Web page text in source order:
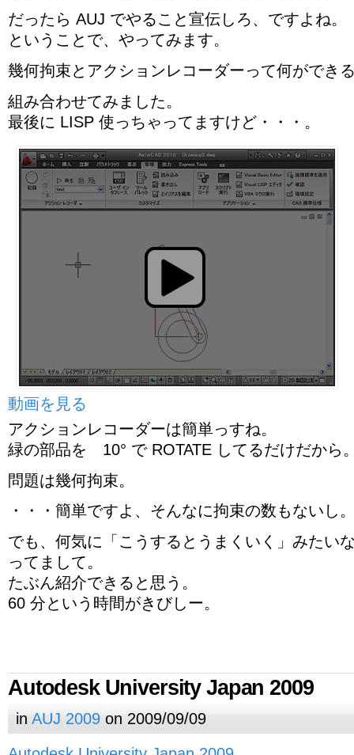
だったら AUJ でやること宣伝しろ、ですよね。
ということで、やってみます。
幾何拘束とアクションレコーダーって何ができ
組み合わせてみました。
最後に LISP 使っちゃってますけど・・・。
動画を見る
アクションレコーダーは簡単っすね。
緑の部品を 10° で ROTATE してるだけだから
問題は幾何拘束。
・・・簡単ですよ、そんなに拘束の数もないし
でも、何気に「こうするとうまくいく」みたい
ってまして。
たぶん紹介できると思う。
60 分という時間がきびしー。
Autodesk University Japan 2009
inAUJ 2009 on 2009/09/09